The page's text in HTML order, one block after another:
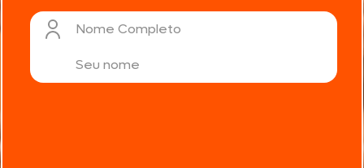
Nome Completo